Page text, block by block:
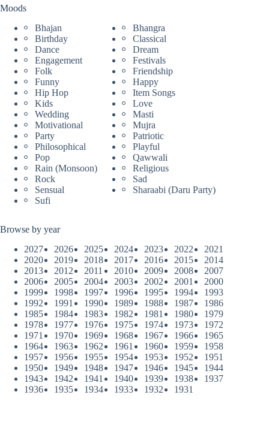
Moods
Bhajan
Bhangra
Birthday
Classical
Dance
Dream
Engagement
Festivals
Folk
Friendship
Funny
Happy
Hip Hop
Item Songs
Kids
Love
Wedding
Masti
Motivational
Mujra
Party
Patriotic
Philosophical
Playful
Pop
Qawwali
Rain (Monsoon)
Religious
Rock
Sad
Sensual
Sharaabi (Daru Party)
Sufi
Browse by year
2027
2026 2025 2024 2023 2022
2021
2020
2019 2018 2017 2016 2015
2014
2013
2012 2011 2010 2009 2008
2007
2006
2005 2004 2003 2002 2001
2000
1999
1998 1997 1996 1995 1994
1993
1992
1991 1990 1989 1988 1987
1986
1985
1984 1983 1982 1981 1980
1979
1978
1977 1976 1975 1974 1973
1972
1971
1970 1969 1968 1967 1966
1965
1964
1963 1962 1961 1960 1959
1958
1957
1956 1955 1954 1953 1952
1951
1950
1949 1948 1947 1946 1945
1944
1943
1942 1941 1940 1939 1938
1937
1936
1935 1934 1933 1932 1931